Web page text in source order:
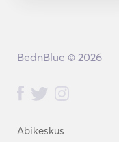
Abikeskus
BednBlue © 2026